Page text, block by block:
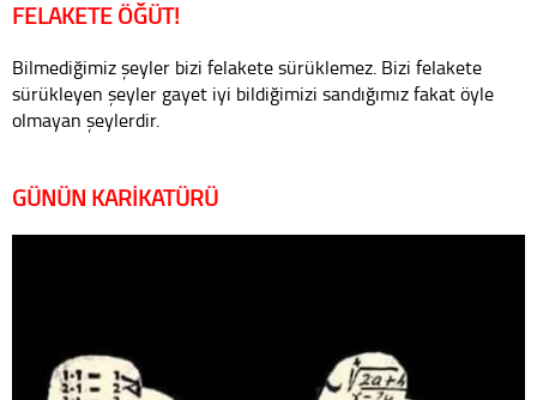
FELAKETE ÖĞÜT!
Bilmediğimiz şeyler bizi felakete sürüklemez. Bizi felakete
sürükleyen şeyler gayet iyi bildiğimizi sandığımız fakat öyle
olmayan şeylerdir.
GÜNÜN KARİKATÜRÜ